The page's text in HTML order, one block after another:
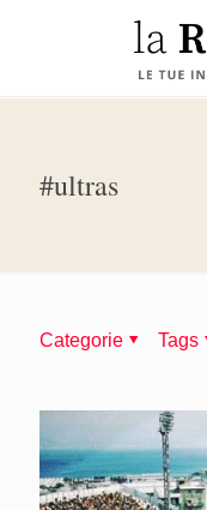
#ultras
Categorie Tags